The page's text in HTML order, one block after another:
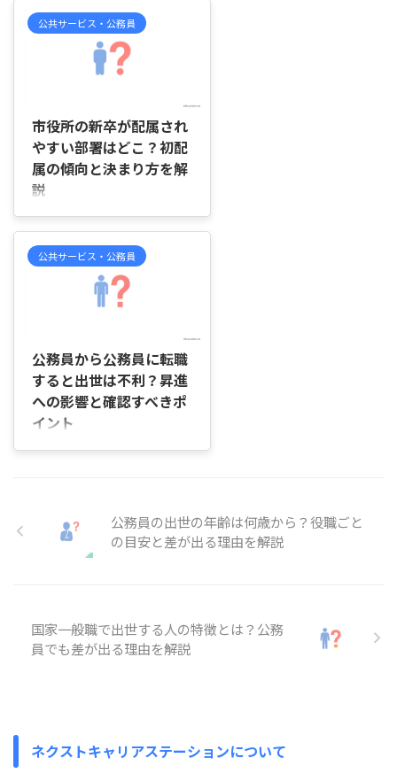
の記事では、市役所で左遷部署と
見 ...
たのに、なぜ昇進するスピードに
差が出るのか知りたい」「年功序
列といわれる公務員でも、人事評
価や仕事の進め方はどのくらい影
ないでしょうか。 この記事で
は、国家一般職で出世する人の特
徴や、公務員でも昇進に差が出る
理由、出世しやすい人に共通する
働き方について順を追ってわかり
る 国家一般職は年功序列のイメ
ー ...
公共サービス・公務員
市役所の新卒が配属され
やすい部署はどこ？初配
属の傾向と決まり方を解
説
はじめに 「市役所の新卒職員は
最初にどの部署へ配属されること
が多いのだろうか」「市民課や福
祉課、税務課などをよく聞くもの
の、実際にどの部署へ配属されや
すいのか知りたい」「希望した部
や不安を感じている方も多いので
はないでしょうか。 市役所では
毎年多くの新卒職員が採用されま
すが、初配属は本人の希望だけで
決まるわけではありません。 こ
公共サービス・公務員
公務員から公務員に転職
すると出世は不利？昇進
への影響と確認すべきポ
イント
職でも、昇進や昇任のスピードが
遅くなってしまうのではないかと
不安に感じている」「市役所から
ような疑問や不安を持っている方
も多いのではないでしょうか。
この記事では、公務員から公務員
...
公務員の出世の年齢は何歳から？役職ごと
の目安と差が出る理由を解説
国家一般職で出世する人の特徴とは？公務
員でも差が出る理由を解説
ネクストキャリアステーションについて